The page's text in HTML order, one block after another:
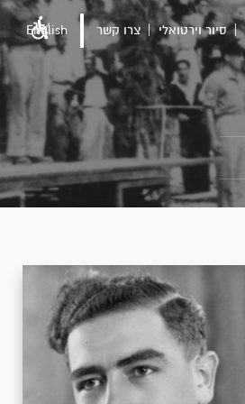
סיור וירטואלי צרו קשר English